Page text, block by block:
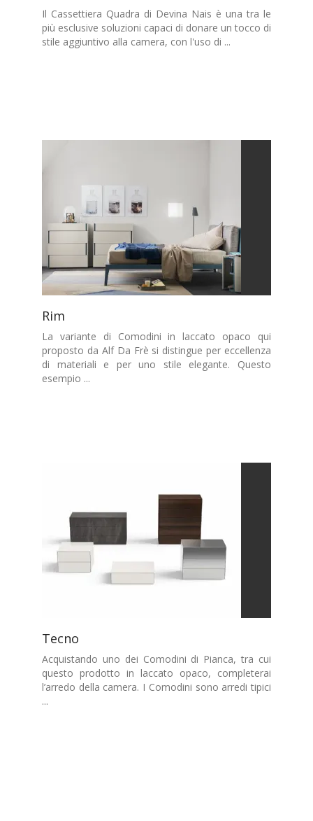
Il Cassettiera Quadra di Devina Nais è una tra le
più esclusive soluzioni capaci di donare un tocco di
stile aggiuntivo alla camera, con l'uso di ...
Rim
La variante di Comodini in laccato opaco qui
proposto da Alf Da Frè si distingue per eccellenza
di materiali e per uno stile elegante. Questo
esempio ...
Tecno
Acquistando uno dei Comodini di Pianca, tra cui
questo prodotto in laccato opaco, completerai
l’arredo della camera. I Comodini sono arredi tipici
...